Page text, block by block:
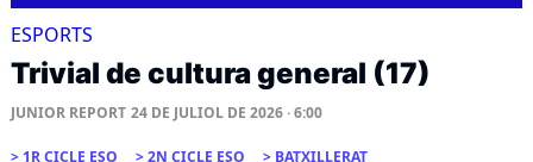
ESPORTS
Trivial de cultura general (17)
JUNIOR REPORT 24 DE JULIOL DE 2026 · 6:00
1R CICLE ESO 2N CICLE ESO
BATXILLERAT